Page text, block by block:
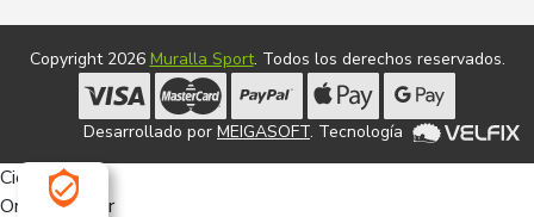
Copyright 2026 Muralla Sport. Todos los derechos reservados.
Desarrollado por MEIGASOFT. Tecnología
Cierra
Ordenado por